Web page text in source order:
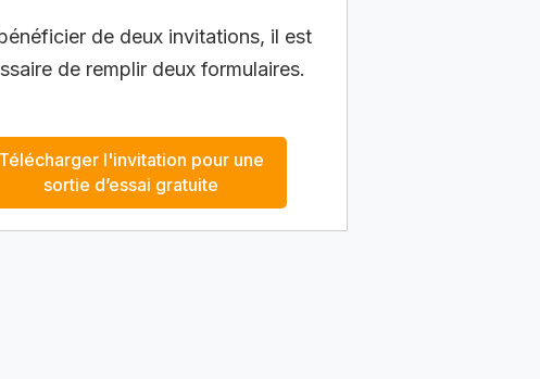
de deux invitations, il est
de remplir deux formulaires.
Télécharger l'invitation pour une
sortie d’essai gratuite